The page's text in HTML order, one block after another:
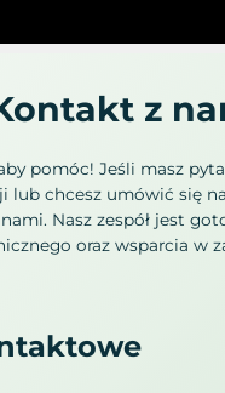
z
pomóc! Jeśli masz
lub chcesz umówić się
Nasz zespół jest
oraz wsparcia w